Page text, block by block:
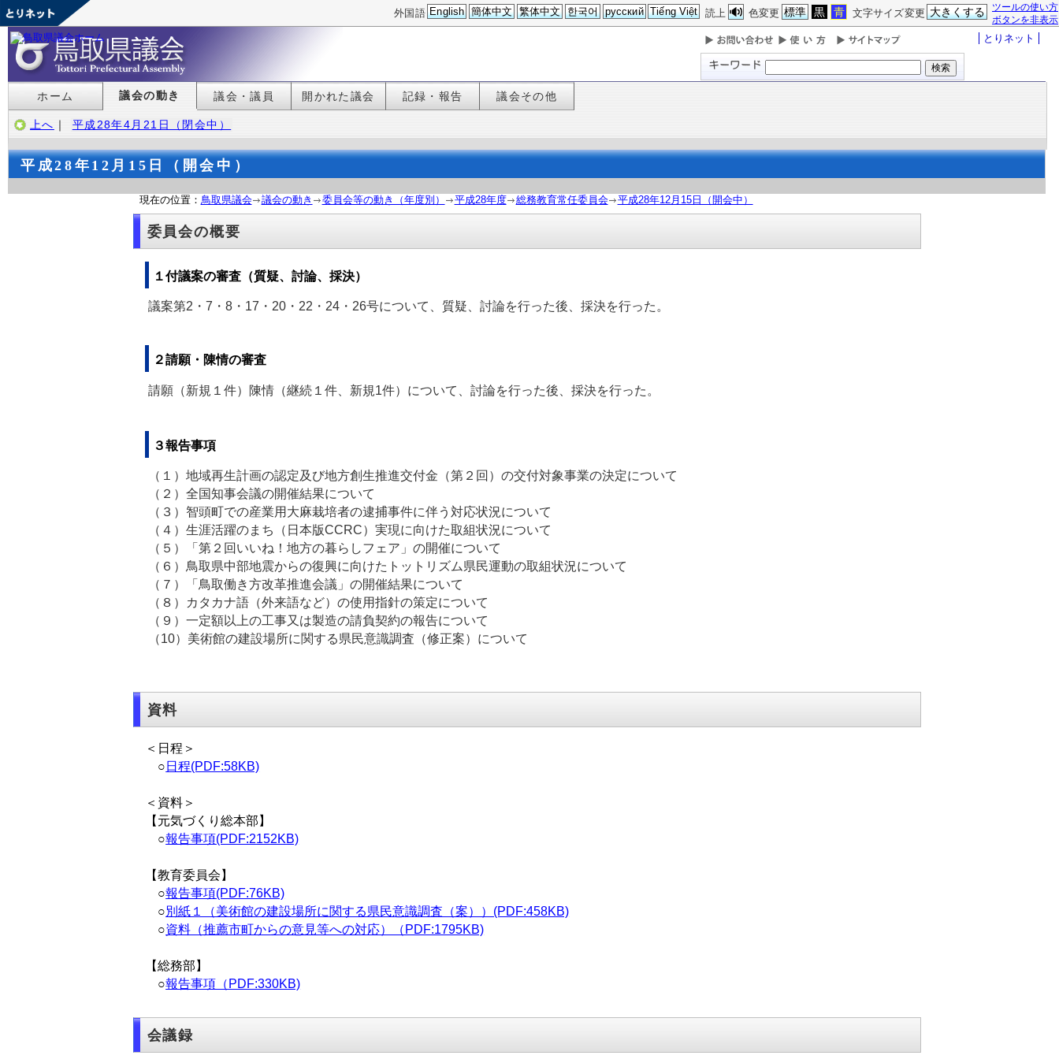
ツールの使い方
ボタンを非表示
文字サイズ変更 大きくする
色変更 標準 黒 青
読上
外国語 English 簡体中文 繁体中文 한국어 русский Tiếng Việt
とりネット
ホーム 議会の動き 議会・議員 開かれた議会 記録・報告 議会その他
上へ ｜ 平成28年4月21日（閉会中）
平成28年12月15日（開会中）
現在の位置： 鳥取県議会 議会の動き 委員会等の動き（年度別） 平成28年度 総務教育常任委員会 平成28年12月15日（開会中）
委員会の概要
１付議案の審査（質疑、討論、採決）
議案第2・7・8・17・20・22・24・26号について、質疑、討論を行った後、採決を行った。
２請願・陳情の審査
請願（新規１件）陳情（継続１件、新規1件）について、討論を行った後、採決を行った。
３報告事項
（１）地域再生計画の認定及び地方創生推進交付金（第２回）の交付対象事業の決定について
（２）全国知事会議の開催結果について
（３）智頭町での産業用大麻栽培者の逮捕事件に伴う対応状況について
（４）生涯活躍のまち（日本版CCRC）実現に向けた取組状況について
（５）「第２回いいね！地方の暮らしフェア」の開催について
（６）鳥取県中部地震からの復興に向けたトットリズム県民運動の取組状況について
（７）「鳥取働き方改革推進会議」の開催結果について
（８）カタカナ語（外来語など）の使用指針の策定について
（９）一定額以上の工事又は製造の請負契約の報告について
（10）美術館の建設場所に関する県民意識調査（修正案）について
資料
＜日程＞
○ 日程(PDF:58KB)
＜資料＞
【元気づくり総本部】
○報告事項(PDF:2152KB)
【教育委員会】
○報告事項(PDF:76KB)
○別紙１（美術館の建設場所に関する県民意識調査（案））(PDF:458KB)
○資料（推薦市町からの意見等への対応）（PDF:1795KB)
【総務部】
○報告事項（PDF:330KB)
会議録